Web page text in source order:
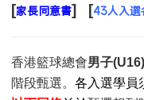
[家長同意書] [43人入選
香港籃球總會男子
階段甄選。各入選學員